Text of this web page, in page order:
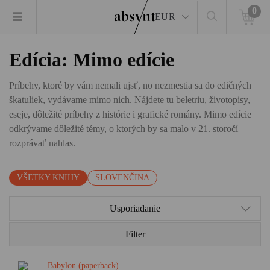
EUR
0
Edícia: Mimo edície
Príbehy, ktoré by vám nemali ujsť, no nezmestia sa do edičných
škatuliek, vydávame mimo nich. Nájdete tu beletriu, životopisy,
eseje, dôležité príbehy z histórie i grafické romány. Mimo edície
odkrývame dôležité témy, o ktorých by sa malo v 21. storočí
rozprávať nahlas.
VŠETKY KNIHY SLOVENČINA
Usporiadanie
Filter